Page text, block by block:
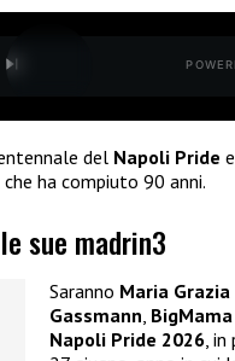
del Napoli Pride
ha compiuto 90 anni.
sue madrin3
Saranno Maria Grazia
Gassmann, BigMama
Napoli Pride 2026, in